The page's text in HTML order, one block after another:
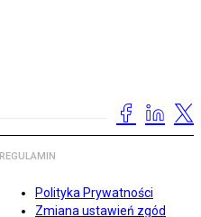
REGULAMIN
Polityka Prywatności
Zmiana ustawień zgód